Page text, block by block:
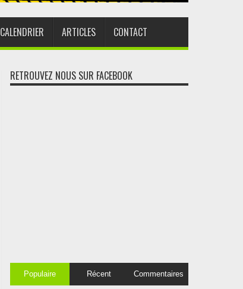
CALENDRIER ARTICLES CONTACT
RETROUVEZ NOUS SUR FACEBOOK
Populaire Récent Commentaires